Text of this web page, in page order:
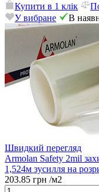
Купити в 1 клік
У вибране
В
Швидкий перегляд
Armolan Safety 2mil
1,524м зусилля на
203.85 грн /м2